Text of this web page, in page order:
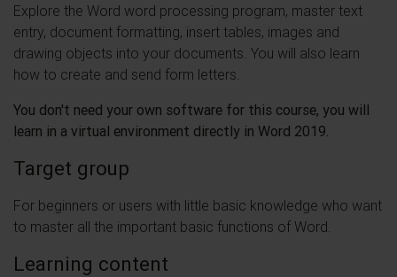
Explore the Word word processing program, master text
entry, document formatting, insert tables, images and
drawing objects into your documents. You will also learn
how to create and send form letters.
You don't need your own software for this course, you will
learn in a virtual environment directly in Word 2019.
Target group
For beginners or users with little basic knowledge who want
to master all the important basic functions of Word.
Learning content